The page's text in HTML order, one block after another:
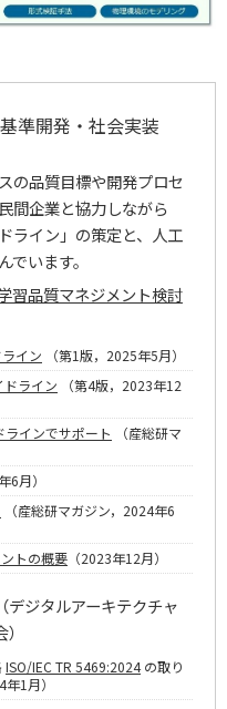
準開発・社会実装
の品質目標や開発プロセ
間企業と協力しながら
ライン」の策定と、人工
います。
習品質マネジメント検討
イン （第1版，2025年5月）
ライン （第4版，2023年12
インでサポート
（産総研マ
6月）
（産総研マガジン，2024年6
トの概要 （2023年12月）
デジタルアーキテクチャ
ISO/IEC TR 5469:2024の取り
1月）